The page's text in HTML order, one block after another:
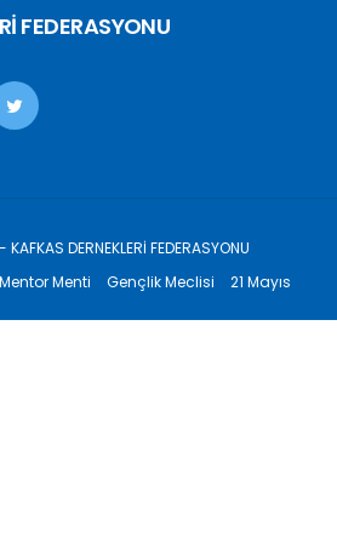
FEDERASYONU
DERNEKLERİ FEDERASYONU
Mentor Menti Gençlik Meclisi 21 Mayıs